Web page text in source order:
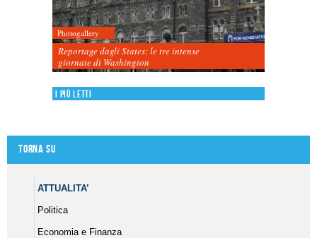
Photogallery
Reportage dagli States: le tre intense
giornate di Washington
I più letti
Torna su
ATTUALITA’
Politica
Economia e Finanza